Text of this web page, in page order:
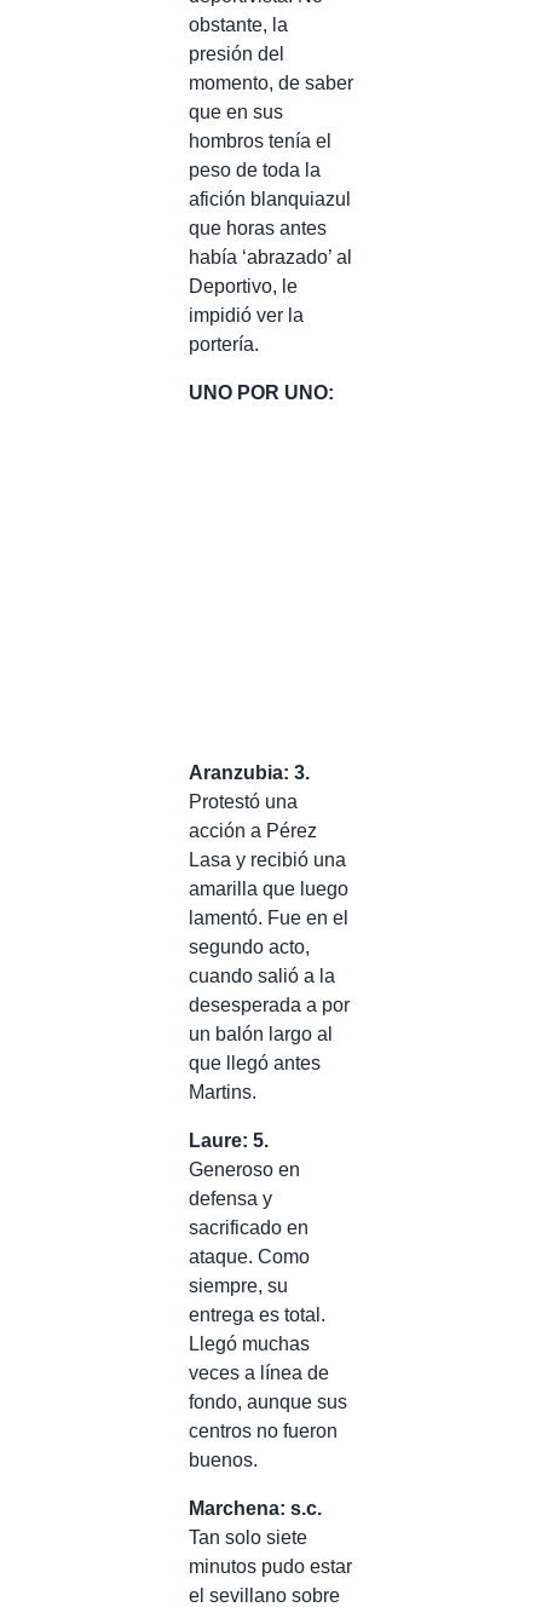
obstante, la
presión del
momento, de saber
que en sus
hombros tenía el
peso de toda la
afición blanquiazul
que horas antes
había ‘abrazado’ al
Deportivo, le
impidió ver la
portería.
UNO POR UNO:
Aranzubia: 3.
Protestó una
acción a Pérez
Lasa y recibió una
amarilla que luego
lamentó. Fue en el
segundo acto,
cuando salió a la
desesperada a por
un balón largo al
que llegó antes
Martins.
Laure: 5.
Generoso en
defensa y
sacrificado en
ataque. Como
siempre, su
entrega es total.
Llegó muchas
veces a línea de
fondo, aunque sus
centros no fueron
buenos.
Marchena: s.c.
Tan solo siete
minutos pudo estar
el sevillano sobre